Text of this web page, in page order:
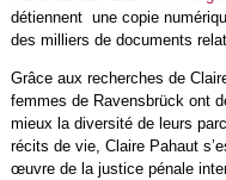
détiennent une copie
des milliers de documents
Grâce aux recherches de
femmes de Ravensbrück ont
mieux la diversité de leurs
récits de vie, Claire Pahaut
œuvre de la justice pénale